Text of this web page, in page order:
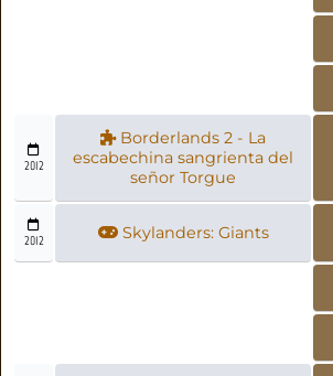
2012
Borderlands 2 - La
escabechina sangrienta del
señor Torgue
2012 Skylanders: Giants